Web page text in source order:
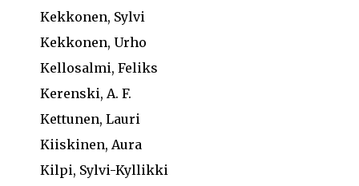
Kekkonen, Sylvi
Kekkonen, Urho
Kellosalmi, Feliks
Kerenski, A. F.
Kettunen, Lauri
Kiiskinen, Aura
Kilpi, Sylvi-Kyllikki